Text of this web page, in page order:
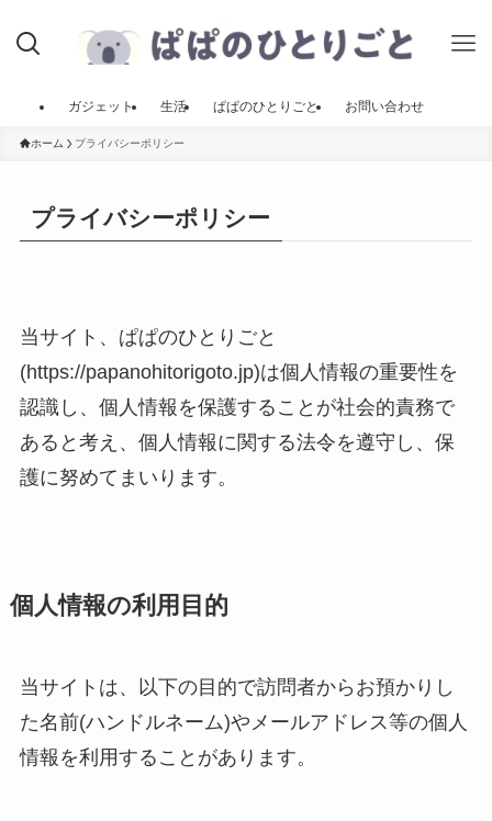
ガジェット 生活 ぱぱのひとりごと お問い合わせ
ホーム プライバシーポリシー
プライバシーポリシー
当サイト、ぱぱのひとりごと
(https://papanohitorigoto.jp)は個人情報の重要性を
認識し、個人情報を保護することが社会的責務で
あると考え、個人情報に関する法令を遵守し、保
護に努めてまいります。
個人情報の利用目的
当サイトは、以下の目的で訪問者からお預かりし
た名前(ハンドルネーム)やメールアドレス等の個人
情報を利用することがあります。